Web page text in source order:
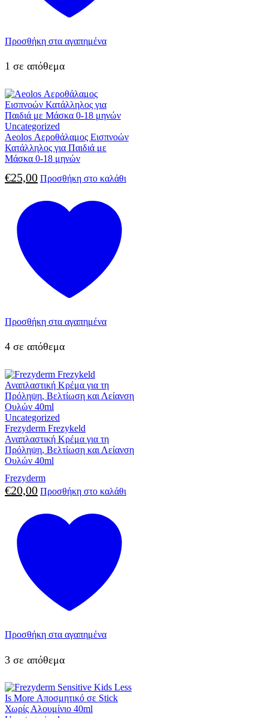
Προσθήκη στα αγαπημένα
1 σε απόθεμα
Uncategorized
Aeolos Αεροθάλαμος Εισπνοών
Κατάλληλος για Παιδιά με
Μάσκα 0-18 μηνών
€25,00 Προσθήκη στο καλάθι
Προσθήκη στα αγαπημένα
4 σε απόθεμα
Uncategorized
Frezyderm Frezykeld
Αναπλαστική Κρέμα για τη
Πρόληψη, Βελτίωση και Λείανση
Ουλών 40ml
Frezyderm
€20,00 Προσθήκη στο καλάθι
Προσθήκη στα αγαπημένα
3 σε απόθεμα